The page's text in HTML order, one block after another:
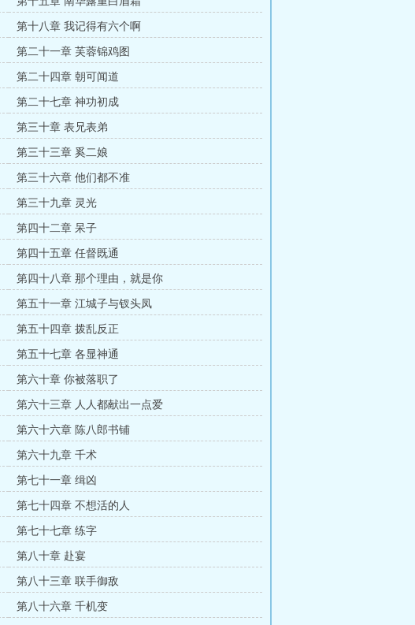
第十八章 我记得有六个啊
第二十一章 芙蓉锦鸡图
第二十四章 朝可闻道
第二十七章 神功初成
第三十章 表兄表弟
第三十三章 奚二娘
第三十六章 他们都不准
第三十九章 灵光
第四十二章 呆子
第四十五章 任督既通
第四十八章 那个理由，就是你
第五十一章 江城子与钗头凤
第五十四章 拨乱反正
第五十七章 各显神通
第六十章 你被落职了
第六十三章 人人都献出一点爱
第六十六章 陈八郎书铺
第六十九章 千术
第七十一章 缉凶
第七十四章 不想活的人
第七十七章 练字
第八十章 赴宴
第八十三章 联手御敌
第八十六章 千机变